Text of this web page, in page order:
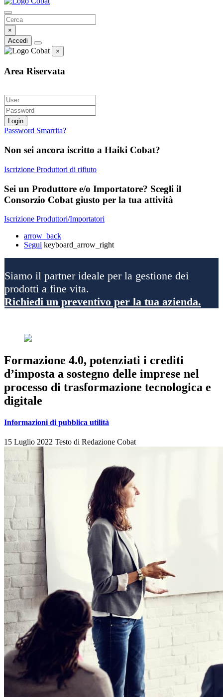
×
Accedi
×
Area Riservata
Login
Password Smarrita?
Non sei ancora iscritto a Haiki Cobat?
Iscrizione Produttori di rifiuto
Sei un Produttore e/o Importatore? Scegli il
Consorzio Cobat giusto per la tua attività
Iscrizione Produttori/Importatori
arrow_back
Segui keyboard_arrow_right
Siamo il partner ideale per la gestione dei
prodotti a fine vita.
Richiedi un preventivo per la tua azienda.
Formazione 4.0, potenziati i crediti
d’imposta a sostegno delle imprese nel
processo di trasformazione tecnologica e
digitale
Informazioni di pubblica utilità
15 Luglio 2022 Testo di Redazione Cobat